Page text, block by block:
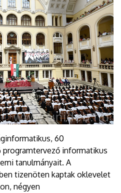
60
programtervező informatikus
tanulmányait. A
tizenöten kaptak oklevelet
négyen